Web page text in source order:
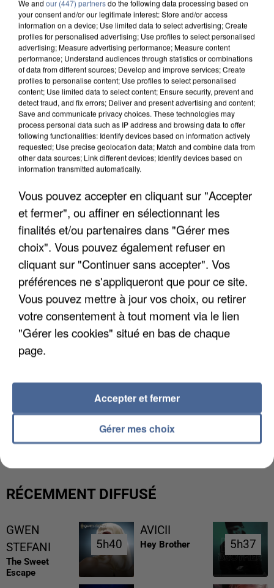
DE FAUNE SAUVAGE SONT...
L’UN DES FONDATEURS SUPPOSÉS DE LA DZ
MAFIA INTERPELLÉ EN ALGÉRIE
RÉCEMMENT DIFFUSÉ
GWEN
STEFANI
The Sweet
Escape
5h40
5h40
AVICII
Hey Brother 5h37
5h37
We and our (447) partnersdo the following data processing based on
your consent and/or our legitimate interest: Store and/or access
information on a device; Use limited data to select advertising; Create
profiles for personalised advertising; Use profiles to select personalised
advertising; Measure advertising performance; Measure content
performance; Understand audiences through statistics or combinations
of data from different sources; Develop and improve services; Create
profiles to personalise content; Use profiles to select personalised
content; Use limited data to select content; Ensure security, prevent and
detect fraud, and fix errors; Deliver and present advertising and content;
Save and communicate privacy choices. These technologies may
process personal data such as IP address and browsing data to offer
following functionalities: Identify devices based on information actively
requested; Use precise geolocation data; Match and combine data from
other data sources; Link different devices; Identify devices based on
information transmitted automatically.
Vous pouvez accepter en cliquant sur "Accepter
et fermer", ou affiner en sélectionnant les
finalités et/ou partenaires dans "Gérer mes
choix". Vous pouvez également refuser en
cliquant sur "Continuer sans accepter". Vos
préférences ne s'appliqueront que pour ce site.
Vous pouvez mettre à jour vos choix, ou retirer
votre consentement à tout moment via le lien
"Gérer les cookies" situé en bas de chaque
page.
Gérer mes choix
Accepter et fermer